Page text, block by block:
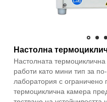
Настолна
Настолната
работи като мини тип за
лаборатория с ограничено
термоциклична камера